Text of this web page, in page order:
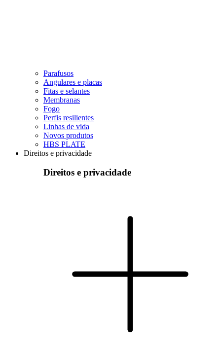
Parafusos
Angulares e placas
Fitas e selantes
Membranas
Fogo
Perfis resilientes
Linhas de vida
Novos produtos
HBS PLATE
Direitos e privacidade
Direitos e privacidade